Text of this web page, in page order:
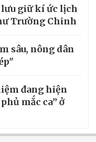
giữ kí ức lịch
Trường Chinh
sâu, nông dân
đang hiện
mắc ca” ở